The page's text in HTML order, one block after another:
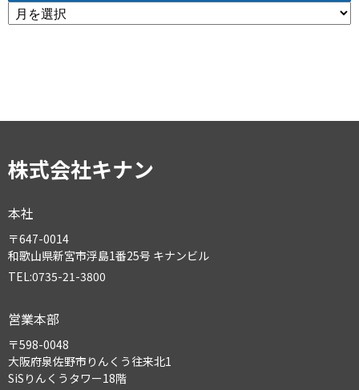
ア
ー
株式会社キナン
本社
〒647-0014
和歌山県新宮市浮島1番25号 キナンビル
TEL:0735-21-3800
営業本部
〒598-0048
大阪府泉佐野市りんくう往来北1
SiSりんくうタワー18階